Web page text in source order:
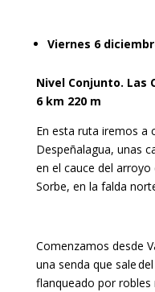
Viernes 6
Nivel Conjunto. Las
6 km 220 m
En esta ruta iremos a
Despeñalagua, unas
en el cauce del
Sorbe, en la falda
Comenzamos desde
una senda que sale
flanqueado por